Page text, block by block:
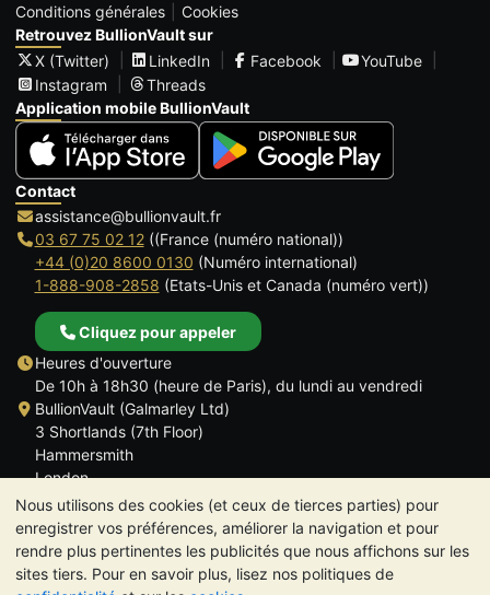
Nous utilisons des cookies (et ceux de tierces parties) pour
enregistrer vos préférences, améliorer la navigation et pour
rendre plus pertinentes les publicités que nous affichons sur les
sites tiers. Pour en savoir plus, lisez nos politiques de
Conditions générales
Cookies
Retrouvez BullionVault sur
X (Twitter)
LinkedIn Facebook
YouTube
Instagram
Threads
Application mobile BullionVault
Contact
assistance@bullionvault.fr
03 67 75 02 12((France (numéro national))
+44 (0)20 8600 0130 (Numéro international)
1-888-908-2858 (Etats-Unis et Canada (numéro vert))
Cliquez pour appeler
Heures d'ouverture
De 10h à 18h30 (heure de Paris), du lundi au vendredi
BullionVault (Galmarley Ltd)
3 Shortlands (7th Floor)
Hammersmith
London
W6 8DA
ROYAUME UNI